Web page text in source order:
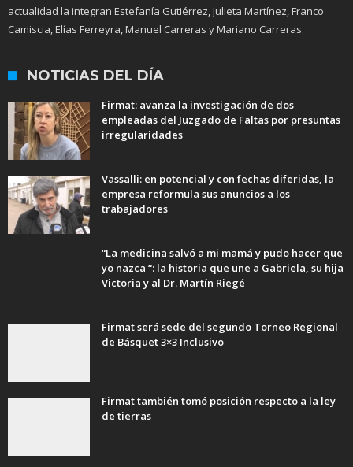
actualidad la integran Estefanía Gutiérrez, Julieta Martínez, Franco
Camiscia, Elías Ferreyra, Manuel Carreras y Mariano Carreras.
NOTICIAS DEL DÍA
Firmat: avanza la investigación de dos
empleadas del Juzgado de Faltas por presuntas
irregularidades
Vassalli: en potencial y con fechas diferidas, la
empresa reformula sus anuncios a los
trabajadores
“La medicina salvó a mi mamá y pudo hacer que
yo nazca “: la historia que une a Gabriela, su hija
Victoria y al Dr. Martín Riegé
Firmat será sede del segundo Torneo Regional
de Básquet 3×3 Inclusivo
Firmat también tomó posición respecto a la ley
de tierras